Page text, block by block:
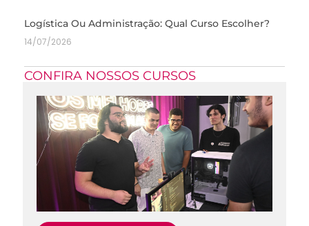
Logística Ou Administração: Qual Curso Escolher?
14/07/2026
CONFIRA NOSSOS CURSOS